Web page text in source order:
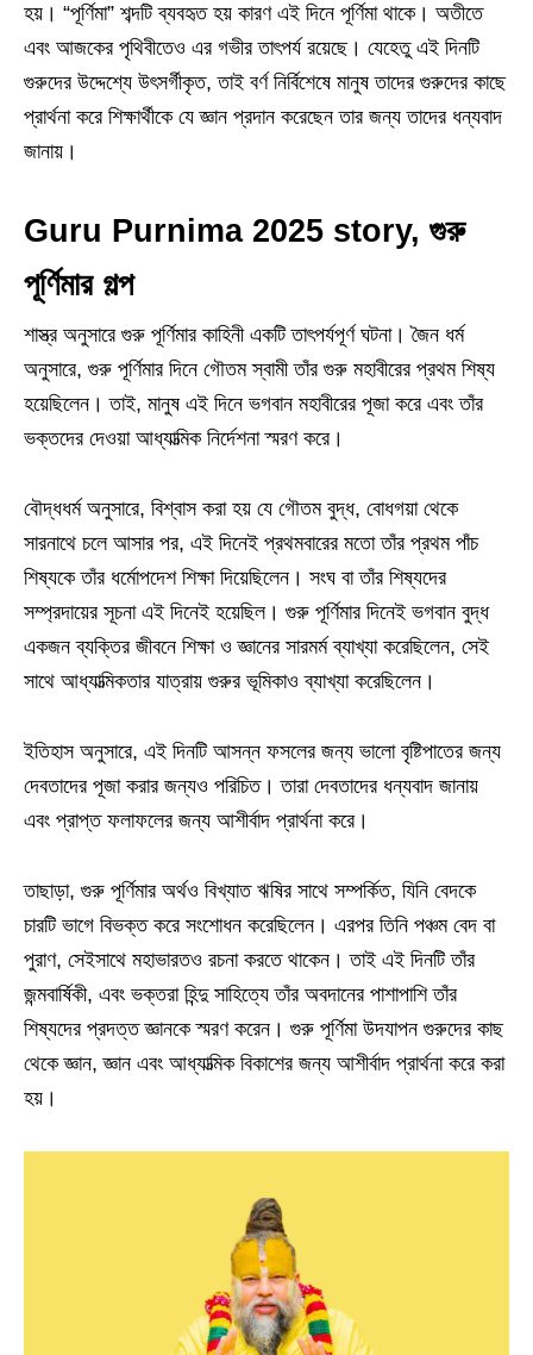
হয়। “পূর্ণিমা” শব্দটি ব্যবহৃত হয় কারণ এই দিনে পূর্ণিমা থাকে। অতীতে
এবং আজকের পৃথিবীতেও এর গভীর তাৎপর্য রয়েছে। যেহেতু এই দিনটি
গুরুদের উদ্দেশ্যে উৎসর্গীকৃত, তাই বর্ণ নির্বিশেষে মানুষ তাদের গুরুদের কাছে
প্রার্থনা করে শিক্ষার্থীকে যে জ্ঞান প্রদান করেছেন তার জন্য তাদের ধন্যবাদ
জানায়।
Guru Purnima 2025 story, গুরু
পূর্ণিমার গল্প
শাস্ত্র অনুসারে গুরু পূর্ণিমার কাহিনী একটি তাৎপর্যপূর্ণ ঘটনা। জৈন ধর্ম
অনুসারে, গুরু পূর্ণিমার দিনে গৌতম স্বামী তাঁর গুরু মহাবীরের প্রথম শিষ্য
হয়েছিলেন। তাই, মানুষ এই দিনে ভগবান মহাবীরের পূজা করে এবং তাঁর
ভক্তদের দেওয়া আধ্যাত্মিক নির্দেশনা স্মরণ করে।
বৌদ্ধধর্ম অনুসারে, বিশ্বাস করা হয় যে গৌতম বুদ্ধ, বোধগয়া থেকে
সারনাথে চলে আসার পর, এই দিনেই প্রথমবারের মতো তাঁর প্রথম পাঁচ
শিষ্যকে তাঁর ধর্মোপদেশ শিক্ষা দিয়েছিলেন। সংঘ বা তাঁর শিষ্যদের
সম্প্রদায়ের সূচনা এই দিনেই হয়েছিল। গুরু পূর্ণিমার দিনেই ভগবান বুদ্ধ
একজন ব্যক্তির জীবনে শিক্ষা ও জ্ঞানের সারমর্ম ব্যাখ্যা করেছিলেন, সেই
সাথে আধ্যাত্মিকতার যাত্রায় গুরুর ভূমিকাও ব্যাখ্যা করেছিলেন।
ইতিহাস অনুসারে, এই দিনটি আসন্ন ফসলের জন্য ভালো বৃষ্টিপাতের জন্য
দেবতাদের পূজা করার জন্যও পরিচিত। তারা দেবতাদের ধন্যবাদ জানায়
এবং প্রাপ্ত ফলাফলের জন্য আশীর্বাদ প্রার্থনা করে।
তাছাড়া, গুরু পূর্ণিমার অর্থও বিখ্যাত ঋষির সাথে সম্পর্কিত, যিনি বেদকে
চারটি ভাগে বিভক্ত করে সংশোধন করেছিলেন। এরপর তিনি পঞ্চম বেদ বা
পুরাণ, সেইসাথে মহাভারতও রচনা করতে থাকেন। তাই এই দিনটি তাঁর
জন্মবার্ষিকী, এবং ভক্তরা হিন্দু সাহিত্যে তাঁর অবদানের পাশাপাশি তাঁর
শিষ্যদের প্রদত্ত জ্ঞানকে স্মরণ করেন। গুরু পূর্ণিমা উদযাপন গুরুদের কাছ
থেকে জ্ঞান, জ্ঞান এবং আধ্যাত্মিক বিকাশের জন্য আশীর্বাদ প্রার্থনা করে করা
হয়।